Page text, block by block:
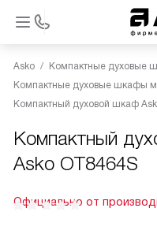
Asko
Компактные духовые
Компактные духовые шкафы
Компактный духовой шкаф
Компактный
Asko OT8464S
Официально от